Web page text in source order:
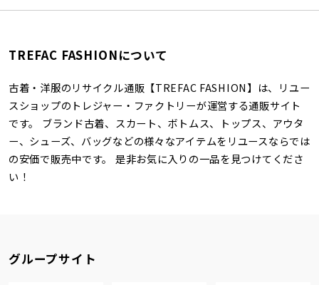
TREFAC FASHIONについて
古着・洋服のリサイクル通販【TREFAC FASHION】は、リユー
スショップのトレジャー・ファクトリーが運営する通販サイト
です。 ブランド古着、スカート、ボトムス、トップス、アウタ
ー、シューズ、バッグなどの様々なアイテムをリユースならでは
の安価で販売中です。 是非お気に入りの一品を見つけてくださ
い！
グループサイト